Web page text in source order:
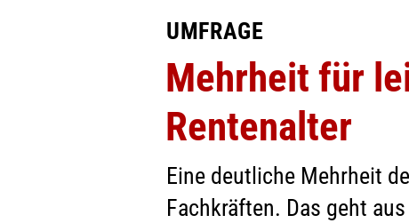
UMFRAGE
Mehrheit für
Rentenalter
Eine deutliche Mehrheit
Fachkräften. Das geht